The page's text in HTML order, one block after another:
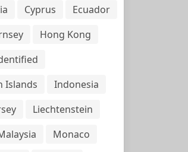
Cyprus
Ecuador
Hong Kong
Islands
Indonesia
Liechtenstein
Monaco